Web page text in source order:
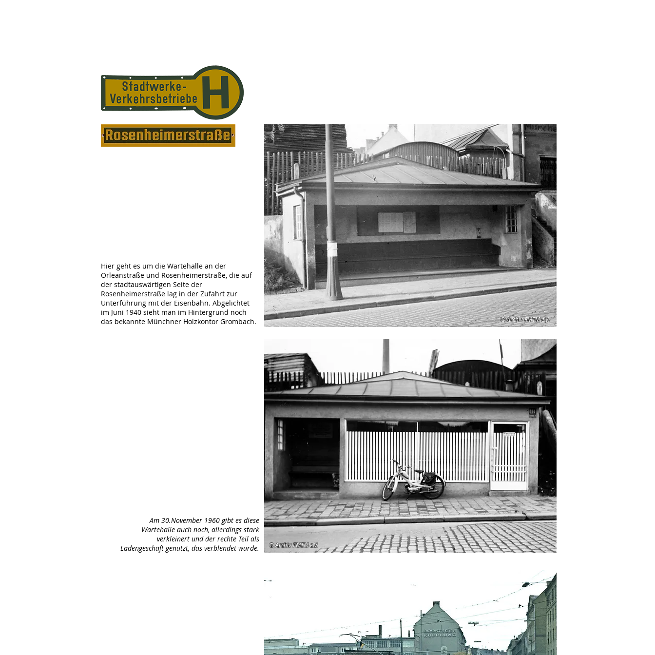
Hier geht es um die Wartehalle an der
Orleanstraße und Rosenheimerstraße, die auf
der stadtauswärtigen Seite der
Rosenheimerstraße lag in der Zufahrt zur
Unterführung mit der Eisenbahn. Abgelichtet
im Juni 1940 sieht man im Hintergrund noch
das bekannte Münchner Holzkontor Grombach.
© Archiv FMTM e.V.
Am 30.November 1960 gibt es diese
Wartehalle auch noch, allerdings stark
verkleinert und der rechte Teil als
Ladengeschäft genutzt, das verblendet wurde.
© Archiv FMTM e.V.